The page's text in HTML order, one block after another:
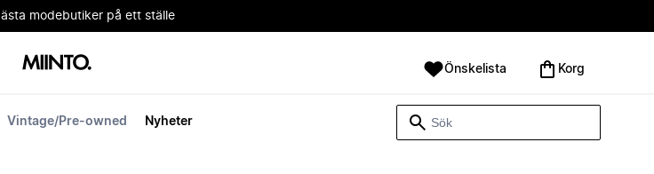
modebutiker på ett ställe
Vintage/Pre-owned Nyheter
Önskelista Korg